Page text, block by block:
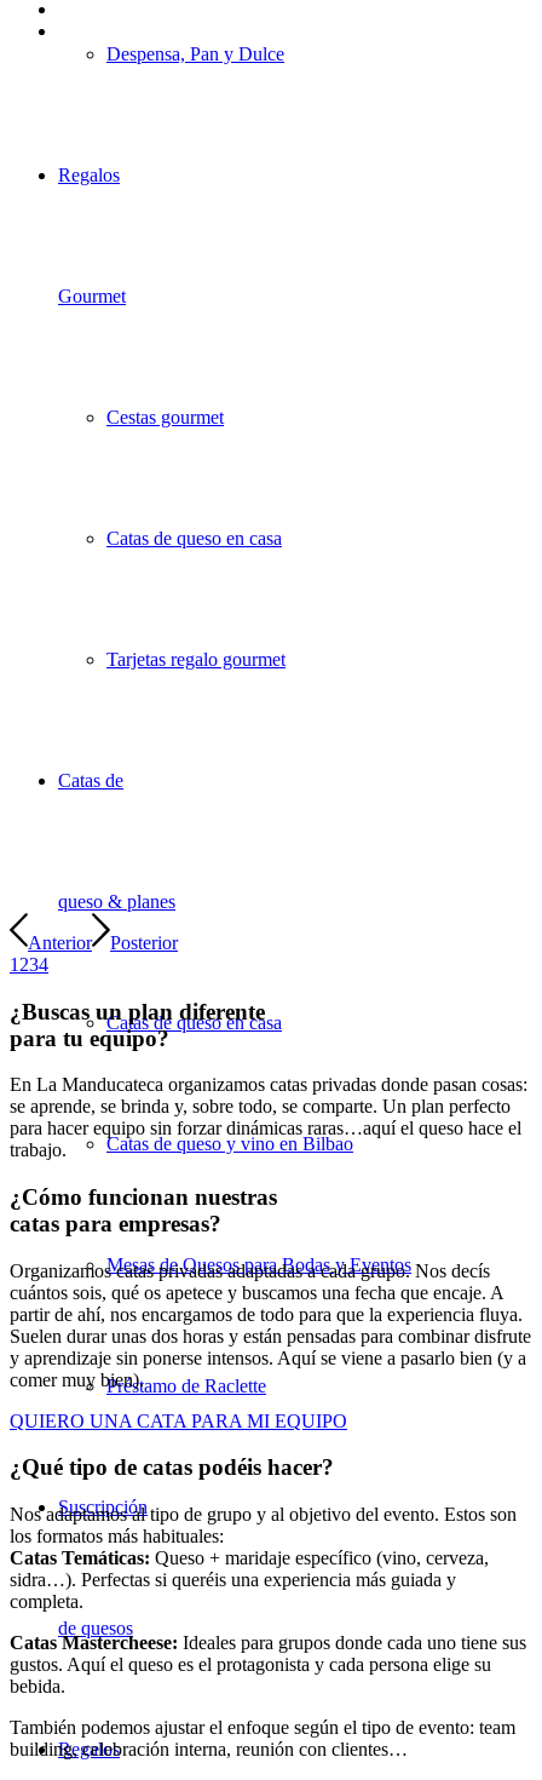
Despensa, Pan y Dulce
Regalos
Gourmet
Cestas gourmet
Catas de queso en casa
Tarjetas regalo gourmet
Catas de
queso & planes
Catas de queso en casa
Catas de queso y vino en Bilbao
Mesas de Quesos para Bodas y Eventos
Préstamo de Raclette
Suscripción
de quesos
Regalos
Anterior
Posterior
1 234
¿Buscas un plan diferente
para tu equipo?
En La Manducateca organizamos catas privadas donde pasan cosas:
se aprende, se brinda y, sobre todo, se comparte. Un plan perfecto
para hacer equipo sin forzar dinámicas raras…aquí el queso hace el
trabajo.
¿Cómo funcionan nuestras
catas para empresas?
Organizamos catas privadas adaptadas a cada grupo. Nos decís
cuántos sois, qué os apetece y buscamos una fecha que encaje. A
partir de ahí, nos encargamos de todo para que la experiencia fluya.
Suelen durar unas dos horas y están pensadas para combinar disfrute
y aprendizaje sin ponerse intensos. Aquí se viene a pasarlo bien (y a
comer muy bien).
QUIERO UNA CATA PARA MI EQUIPO
¿Qué tipo de catas podéis hacer?
Nos adaptamos al tipo de grupo y al objetivo del evento. Estos son
los formatos más habituales:
Catas Temáticas: Queso + maridaje específico (vino, cerveza,
sidra…). Perfectas si queréis una experiencia más guiada y
completa.
Catas Mastercheese: Ideales para grupos donde cada uno tiene sus
gustos. Aquí el queso es el protagonista y cada persona elige su
bebida.
También podemos ajustar el enfoque según el tipo de evento: team
building, celebración interna, reunión con clientes…